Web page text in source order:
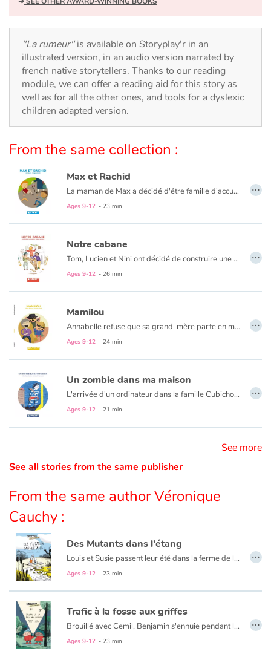
Social issues
Emotions and feelings
Formats and illustrations
Contraste +
Help
Home
Family
Schools
Libraries
Videos & Tutorials
Blog
Reading for children
Activities and workshops
Dyslexia and reading disorders
"La rumeur"is available on Storyplay'r in an
illustrated version, in an audio version narrated by
french native storytellers. Thanks to our reading
module, we can offer a reading aid for this story as
well as for all the other ones, and tools for a dyslexic
children adapted version.
From the same collection :
Max et Rachid
La maman de Max a décidé d'être famille d'accueil le temps des vacances d'été. "Il faut savoir partager" dit-elle. Rachid, le même âge que Max, débarque un beau jour à la campagne. Campagne/Ville ou Bouseu/Rebeu ? Beaucoup de choses les opposent à priori mais deux garçons de 10 ans ça peut aussi avoir de nombreux points communs.
Ages 9-12 - 23 min
…
Notre cabane
Tom, Lucien et Nini ont décidé de construire une cabane dans le fond du jardin de Tom. Ils ont soigneusement établi les plans dans leur « carnet spécial ». Mais la construction s’annonce plus compliquée que prévu. Pourtant, un matin, la cabane est là, sous leurs yeux. Les trois amis mènent l’enquête dans le voisinage. Et décident d’aller rendre visite au Vieux-Joé, un voisin qui ne sort jamais et rouspète tout le temps. Et si derrière cet air bougon se cachait de la malice et de la gentillesse ?
Ages 9-12 - 26 min
…
Mamilou
Annabelle refuse que sa grand-mère parte en maison de retraite : hors de question qu'elle finisse comme un pot de fleur pas assez arrosé ! Avec son meilleur copain Léo, elle organise alors la cavale de Mamilou, tandis que son père, inquiet, traque la fugitive. Mais le vieux Gustave découvre leur planque. Heureusement, il pourrait bien avoir une solution pour son amie d'enfance.
Ages 9-12 - 24 min
…
Un zombie dans ma maison
L'arrivée d'un ordinateur dans la famille Cubichou est une révolution ! Julien ne peut plus se passer d'internet, des réseaux sociaux, des blogs et de ses nouveaux "amis". Encore faut-il savoir qui se cache derrière l'écran...
Ages 9-12 - 21 min
…
See more
See all stories from the same publisher
From the same author Véronique
Cauchy :
Des Mutants dans l'étang
Louis et Susie passent leur été dans la ferme de leur grand-tante. Partis explorer les environs, ils tombent sur un étang pas encore asséché par la canicule. Mais d’étranges poissons aux yeux globuleux y côtoient d’inquiétants têtards à six pattes. Quelques jours plus tard, quand ils reviennent pêcher aux aurores, les deux enfants surprennent un bruit de moteur, le clapotis d’un liquide qui se déverse et le faisceau d’une lampe dans la nuit. Bizarre. Tout comme les maux de ventre, de tête, de peau… dont souffrent depuis peu leur famille et les animaux de la ferme. Avec leurs parents et leur chien Morderire, ils vont alors mener l’enquête pour élucider ces mystères et découvrir que l’usine voisine rejette ses déchets toxiques dans l’étang.
Ages 9-12 - 23 min
…
Trafic à la fosse aux griffes
Brouillé avec Cemil, Benjamin s'ennuie pendant les vacances. Mais quand il découvre d'étranges allées et venues près de la maison de son nouveau voisin, il court demander de l'aide à son meilleur ami. Réconciliés, les deux détectives en herbe vont mener l'enquête. Cages, cris, plumes, pots de glu... les indices s'accumulent : un odieux trafic se trame dans ce petit coin de Normandie.
Ages 9-12 - 23 min
…